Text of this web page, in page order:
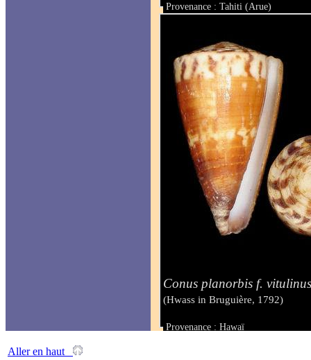
Provenance : Tahiti (Arue)
Taille : 39.6 mm
Conus planorbis f.
(Hwass in Bruguière, 1792)
Provenance : Hawaï
Aller en haut